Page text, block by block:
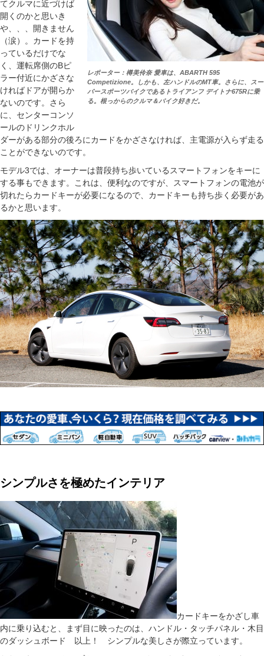
レポーター：樽美伶奈 愛車は、ABARTH 595
Competizione。しかも、左ハンドルのMT車。さらに、スー
パースポーツバイクであるトライアンフ デイトナ675Rに乗
る。根っからのクルマ＆バイク好きだ。
てクルマに近づけば
開くのかと思いき
や、、、開きません
（涙）。カードを持
っているだけでな
く、運転席側のBピ
ラー付近にかざさな
ければドアが開らか
ないのです。さら
に、センターコンソ
ールのドリンクホル
ダーがある部分の後ろにカードをかざさなければ、主電源が入らず走る
ことができないのです。
モデル3では、オーナーは普段持ち歩いているスマートフォンをキーに
する事もできます。これは、便利なのですが、スマートフォンの電池が
切れたらカードキーが必要になるので、カードキーも持ち歩く必要があ
るかと思います。
シンプルさを極めたインテリア
カードキーをかざし車
内に乗り込むと、まず目に映ったのは、ハンドル・タッチパネル・木目
のダッシュボード 以上！ シンプルな美しさが際立っています。